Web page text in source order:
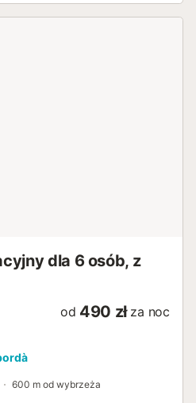
dla 6 osób, z
od 490 zł za noc
600 m od wybrzeża